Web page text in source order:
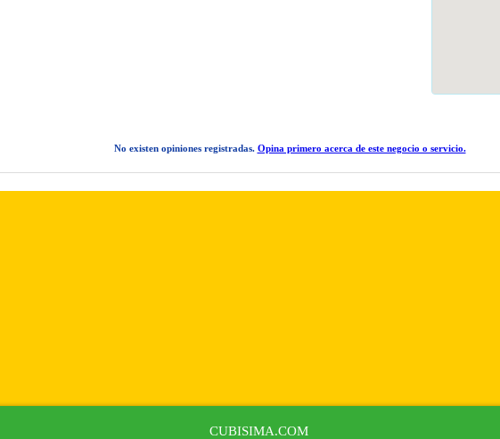
No existen opiniones registradas. Opina primero acerca de este negocio o servicio.
CUBISIMA.COM